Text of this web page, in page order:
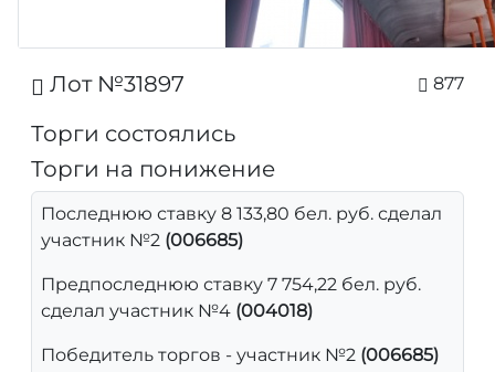
Лот №31897 877
Торги состоялись
Торги на понижение
Последнюю ставку 8 133,80 бел. руб. сделал
участник №2 (006685)
Предпоследнюю ставку 7 754,22 бел. руб.
сделал участник №4 (004018)
Победитель торгов - участник №2 (006685)